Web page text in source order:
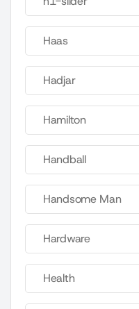
Haas
Hadjar
Hamilton
Handball
Handsome Man
Hardware
Health